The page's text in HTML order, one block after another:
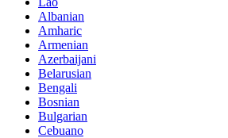
Albanian
Amharic
Armenian
Azerbaijani
Belarusian
Bengali
Bosnian
Bulgarian
Cebuano